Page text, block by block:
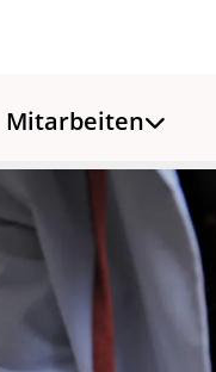
Mitarbeiten